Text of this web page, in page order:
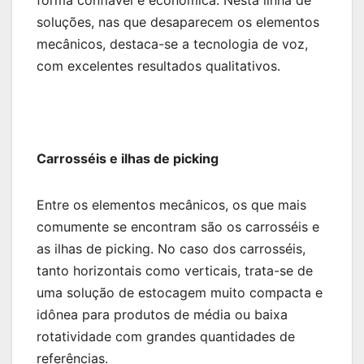
soluções, nas que desaparecem os elementos
mecânicos, destaca-se a tecnologia de voz,
com excelentes resultados qualitativos.
Carrosséis e ilhas de picking
Entre os elementos mecânicos, os que mais
comumente se encontram são os carrosséis e
as ilhas de picking. No caso dos carrosséis,
tanto horizontais como verticais, trata-se de
uma solução de estocagem muito compacta e
idônea para produtos de média ou baixa
rotatividade com grandes quantidades de
referências.